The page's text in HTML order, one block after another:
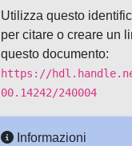
Utilizza questo
per citare o creare un
questo documento:
https://
00.14242/240004
Informazioni